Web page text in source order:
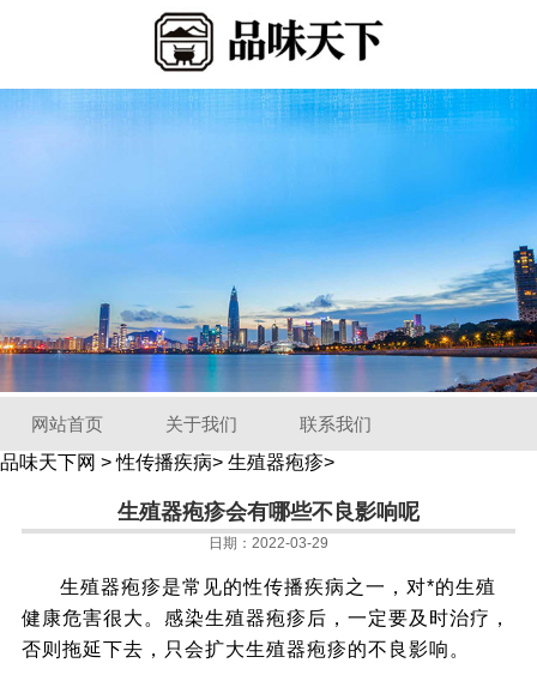
网站首页 关于我们
联系我们
品味天下网 >性传播疾病> 生殖器疱疹>
生殖器疱疹会有哪些不良影响呢
日期：2022-03-29
生殖器疱疹是常见的性传播疾病之一，对*的生殖
健康危害很大。感染生殖器疱疹后，一定要及时治疗，
否则拖延下去，只会扩大生殖器疱疹的不良影响。